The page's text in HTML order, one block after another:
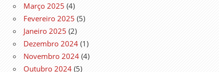
Março 2025 (4)
Fevereiro 2025 (5)
Janeiro 2025 (2)
Dezembro 2024 (1)
Novembro 2024 (4)
Outubro 2024 (5)